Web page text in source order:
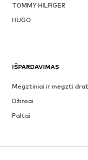
TOMMY HILFIGER
HUGO
IŠPARDAVIMAS
Megztiniai ir megzti
Džinsai
Paltai
Sijonai